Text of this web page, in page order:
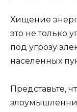
Хищение
это не только
под угрозу
населенных
Представьте,